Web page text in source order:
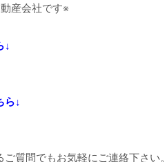
産会社です※
↓
ら↓
質問でもお気軽にご連絡下さい。